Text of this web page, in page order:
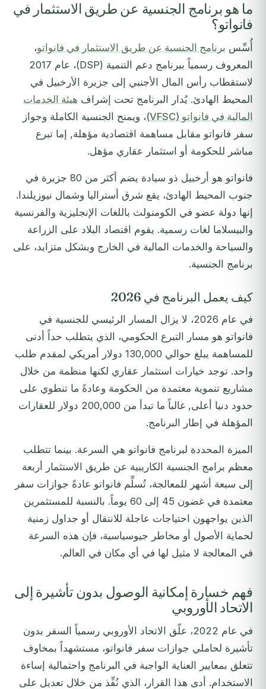
ما هو برنامج الجنسية عن طريق الاستثمار في
فانواتو؟
أُسِّس برنامج الجنسية عن طريق الاستثمار في فانواتو،
المعروف رسمياً ببرنامج دعم التنمية (DSP)، عام 2017
لاستقطاب رأس المال الأجنبي إلى جزيرة الأرخبيل في
المحيط الهادئ. يُدار البرنامج تحت إشراف هيئة الخدمات
المالية في فانواتو (VFSC)
، ويمنح الجنسية الكاملة وجواز
سفر فانواتو مقابل مساهمة اقتصادية مؤهلة, إما تبرع
مباشر للحكومة أو استثمار عقاري مؤهل.
فانواتو هو أرخبيل ذو سيادة يضم أكثر من 80 جزيرة في
جنوب المحيط الهادئ، يقع شرق أستراليا وشمال نيوزيلندا.
إنها دولة عضو في الكومنولث باللغات الإنجليزية والفرنسية
والبيسلاما لغات رسمية. يقوم اقتصاد البلاد على الزراعة
والسياحة والخدمات المالية في الخارج وبشكل متزايد، على
برنامج الجنسية.
كيف يعمل البرنامج في 2026
في عام 2026، لا يزال المسار الرئيسي للجنسية في
فانواتو هو مسار التبرع الحكومي، الذي يتطلب حداً أدنى
للمساهمة يبلغ حوالي 130,000 دولار أمريكي لمقدم طلب
واحد. توجد خيارات استثمار عقاري لكنها منظمة من خلال
مشاريع تنموية معتمدة من الحكومة وعادةً ما تنطوي على
حدود دنيا أعلى, غالباً ما تبدأ من 200,000 دولار للعقارات
المؤهلة في إطار البرنامج.
الميزة المحددة لبرنامج فانواتو هي السرعة. بينما تتطلب
معظم برامج الجنسية الكاريبية عن طريق الاستثمار أربعة
إلى سبعة أشهر للمعالجة، تُسلِّم فانواتو عادةً جوازات سفر
معتمدة في غضون 45 إلى 60 يوماً. بالنسبة للمستثمرين
الذين يواجهون احتياجات عاجلة للانتقال أو جداول زمنية
لحماية الأصول أو مخاطر جيوسياسية، فإن هذه السرعة
في المعالجة لا مثيل لها في أي مكان في العالم.
فهم خسارة إمكانية الوصول بدون تأشيرة إلى
الاتحاد الأوروبي
في عام 2022، علّق الاتحاد الأوروبي رسمياً السفر بدون
تأشيرة لحاملي جوازات سفر فانواتو، مستشهداً بمخاوف
تتعلق بمعايير العناية الواجبة في البرنامج واحتمالية إساءة
الاستخدام. أدى هذا القرار، الذي نُفِّذ من خلال تعديل على